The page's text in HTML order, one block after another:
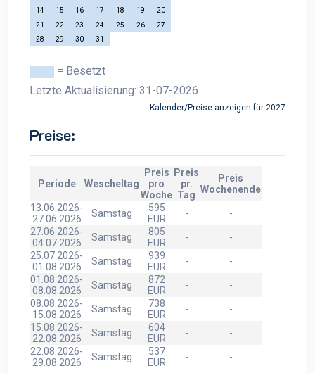
14
15 16 17 18 19
20
21
22 23 24 25 26
27
28
29 30 31
= Besetzt
Letzte Aktualisierung: 31-07-2026
Kalender/Preise anzeigen für 2027
Preise:
Periode Wescheltag
Preis
pro
Woche
Preis
pr.
Tag
Preis
Wochenende
13.06.2026-
27.06.2026
Samstag
595
EUR
-
-
27.06.2026-
04.07.2026
Samstag
805
EUR
-
-
25.07.2026-
01.08.2026
Samstag
939
EUR
-
-
01.08.2026-
08.08.2026
Samstag
872
EUR
-
-
08.08.2026-
15.08.2026
Samstag
738
EUR
-
-
15.08.2026-
22.08.2026
Samstag
604
EUR
-
-
22.08.2026-
29.08.2026
Samstag
537
EUR
- -